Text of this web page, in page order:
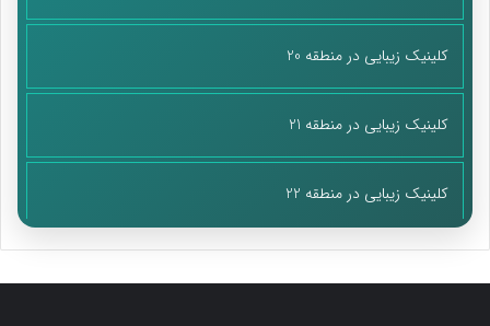
کلینیک زیبایی در منطقه 20
کلینیک زیبایی در منطقه 21
کلینیک زیبایی در منطقه 22